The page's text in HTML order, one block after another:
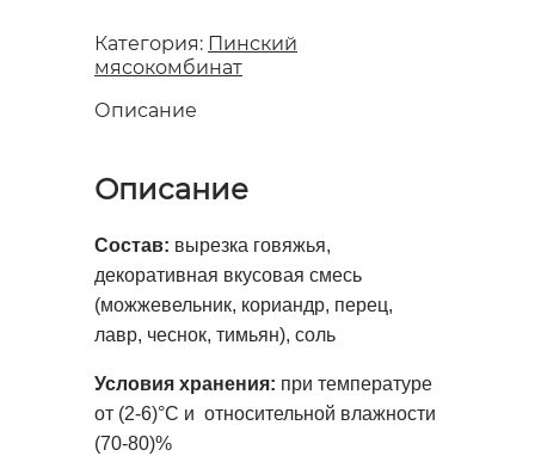
Категория: Пинский
мясокомбинат
Описание
Описание
Состав: вырезка говяжья,
декоративная вкусовая смесь
(можжевельник, кориандр, перец,
лавр, чеснок, тимьян), соль
Условия хранения: при температуре
от (2-6)°С и относительной влажности
(70-80)%